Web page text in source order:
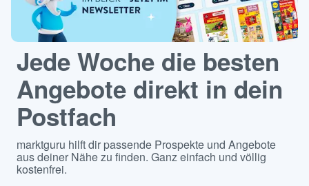
Jede Woche die besten
Angebote direkt in dein
Postfach
marktguru hilft dir passende Prospekte und Angebote
aus deiner Nähe zu finden. Ganz einfach und völlig
kostenfrei.